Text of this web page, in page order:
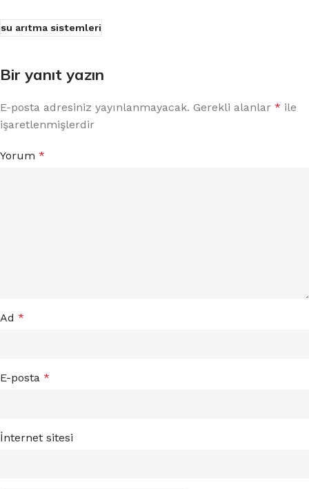
su arıtma sistemleri
Bir yanıt yazın
E-posta adresiniz yayınlanmayacak. Gerekli alanlar * ile
işaretlenmişlerdir
Yorum *
Ad *
E-posta *
İnternet sitesi